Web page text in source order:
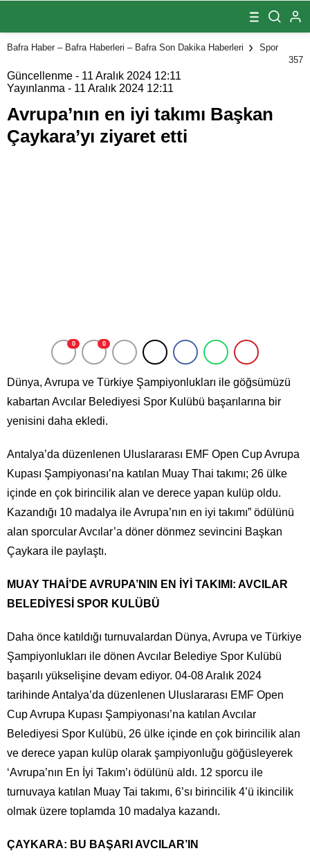
Başkan
Çaykara’yı
ziyaret etti
Bafra Haber – Bafra Haberleri – Bafra Son Dakika Haberleri
Spor
357
Güncellenme - 11 Aralık 2024 12:11
Yayınlanma - 11 Aralık 2024 12:11
Avrupa’nın en iyi takımı Başkan
Çaykara’yı ziyaret etti
0 0
Dünya, Avrupa ve Türkiye Şampiyonlukları ile göğsümüzü
kabartan Avcılar Belediyesi Spor Kulübü başarılarına bir
yenisini daha ekledi.
Antalya’da düzenlenen Uluslararası EMF Open Cup Avrupa
Kupası Şampiyonası’na katılan Muay Thai takımı; 26 ülke
içinde en çok birincilik alan ve derece yapan kulüp oldu.
Kazandığı 10 madalya ile Avrupa’nın en iyi takımı” ödülünü
alan sporcular Avcılar’a döner dönmez sevincini Başkan
Çaykara ile paylaştı.
MUAY THAİ’DE AVRUPA’NIN EN İYİ TAKIMI: AVCILAR
BELEDİYESİ SPOR KULÜBÜ
Daha önce katıldığı turnuvalardan Dünya, Avrupa ve Türkiye
Şampiyonlukları ile dönen Avcılar Belediye Spor Kulübü
başarılı yükselişine devam ediyor. 04-08 Aralık 2024
tarihinde Antalya’da düzenlenen Uluslararası EMF Open
Cup Avrupa Kupası Şampiyonası’na katılan Avcılar
Belediyesi Spor Kulübü, 26 ülke içinde en çok birincilik alan
ve derece yapan kulüp olarak şampiyonluğu göğüsleyerek
‘Avrupa’nın En İyi Takım’ı ödülünü aldı. 12 sporcu ile
turnuvaya katılan Muay Tai takımı, 6’sı birincilik 4’ü ikincilik
olmak üzere toplamda 10 madalya kazandı.
ÇAYKARA: BU BAŞARI AVCILAR’IN